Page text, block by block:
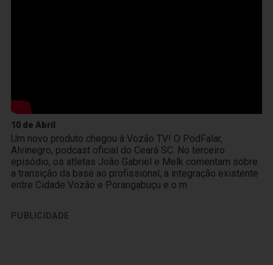
10 de Abril
Um novo produto chegou à Vozão TV! O PodFalar,
Alvinegro, podcast oficial do Ceará SC. No terceiro
episódio, os atletas João Gabriel e Melk comentam sobre
a transição da base ao profissional, a integração existente
entre Cidade Vozão e Porangabuçu e o m
PUBLICIDADE